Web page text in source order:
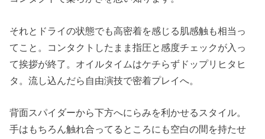
それとドライの状態でも高密着を感じる肌感触も相当っ
てこと。コンタクトしたまま指圧と感度チェックが入っ
て挨拶が終了。オイルタイムはケチらずドップリヒタヒ
タ。流し込んだら自由演技で密着プレイへ。
背面スパイダーから下方へにらみを利かせるスタイル。
手はもちろん触れ合ってるところにも空白の間を持たせ